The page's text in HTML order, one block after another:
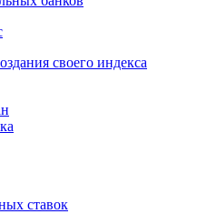
своего индекса
ставок